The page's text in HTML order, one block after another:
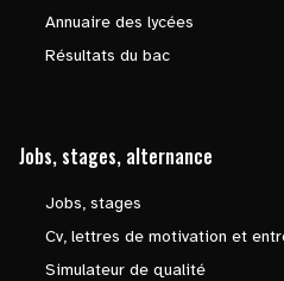
Annuaire des lycées
Résultats du bac
Jobs, stages, alternance
Jobs, stages
Cv, lettres de motivation et
Simulateur de qualité